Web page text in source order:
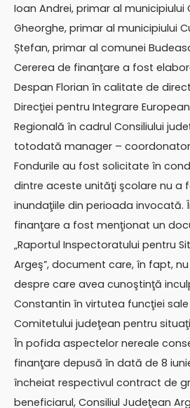
Ioan Andrei, primar al municipiului
Gheorghe, primar al municipiului
Ștefan, primar al comunei
Cererea de finanţare a fost
Despan Florian în calitate de
Direcţiei pentru Integrare
Regională în cadrul Consiliului
totodată manager –
Fondurile au fost solicitate în
dintre aceste unităţi şcolare nu a
inundaţiile din perioada invocată.
finanţare a fost menţionat un
„Raportul Inspectoratului pentru
Argeş”, document care, în fapt,
despre care avea cunoştinţă
Constantin în virtutea funcţiei
Comitetului judeţean pentru
În pofida aspectelor nereale
finanţare depusă în dată de 8
încheiat respectivul contract de
beneficiarul, Consiliul Judeţean